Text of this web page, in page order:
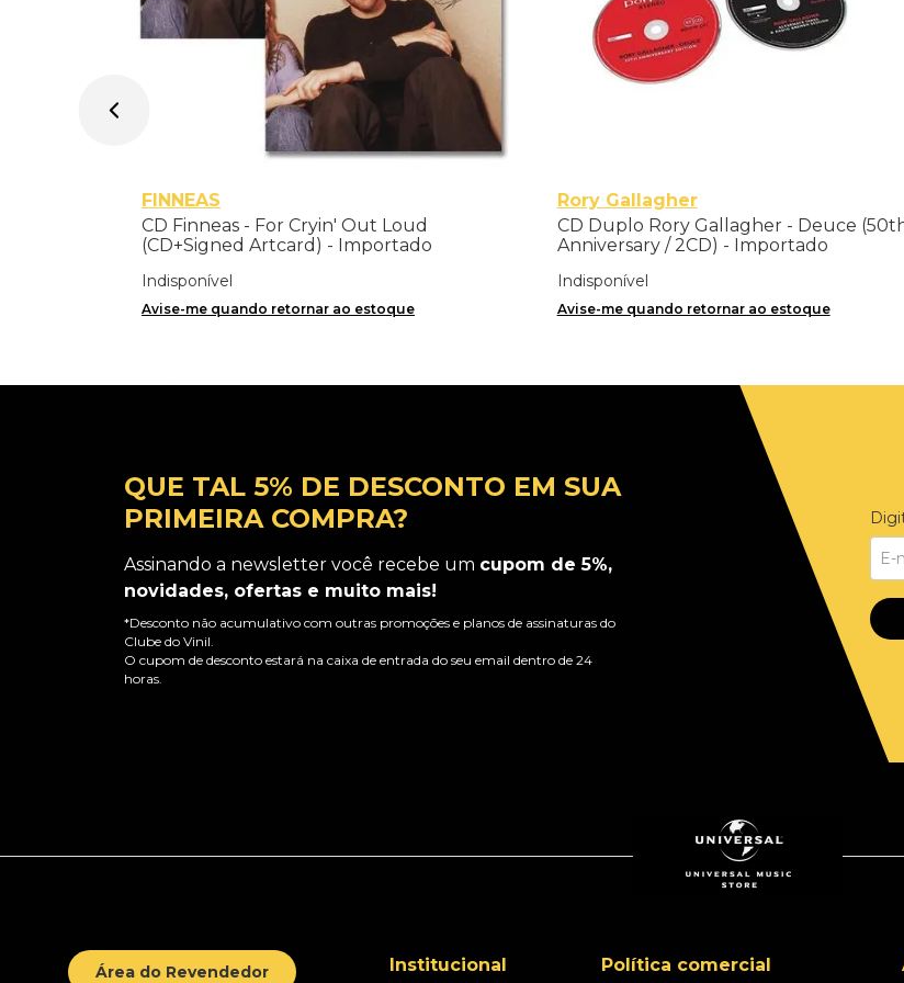
FINNEAS
CD Finneas - For Cryin' Out Loud
(CD+Signed Artcard) - Importado
Indisponível
Avise-me quando retornar ao estoque
Rory Gallagher
CD Duplo Rory Gallagher - Deuce
Anniversary / 2CD) - Importado
Indisponível
Avise-me quando retornar ao estoque
QUE TAL 5% DE DESCONTO EM SUA
PRIMEIRA COMPRA?
Assinando a newsletter você recebe um cupom de 5%,
novidades, ofertas e muito mais!
*Desconto não acumulativo com outras promoções e planos de assinaturas do
Clube do Vinil.
O cupom de desconto estará na caixa de entrada do seu email dentro de 24
horas.
Área do Revendedor Institucional Política comercial